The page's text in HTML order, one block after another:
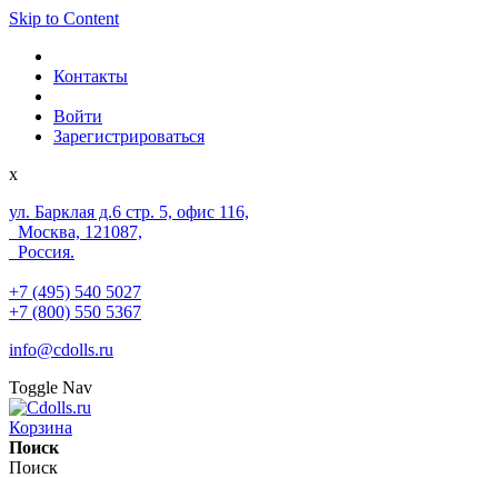
Skip to Content
Контакты
Войти
Зарегистрироваться
x
ул. Барклая д.6 стр. 5, офис 116,
Москва, 121087,
Россия.
+7 (495) 540 5027
+7 (800) 550 5367
info@cdolls.ru
Toggle Nav
Корзина
Поиск
Поиск